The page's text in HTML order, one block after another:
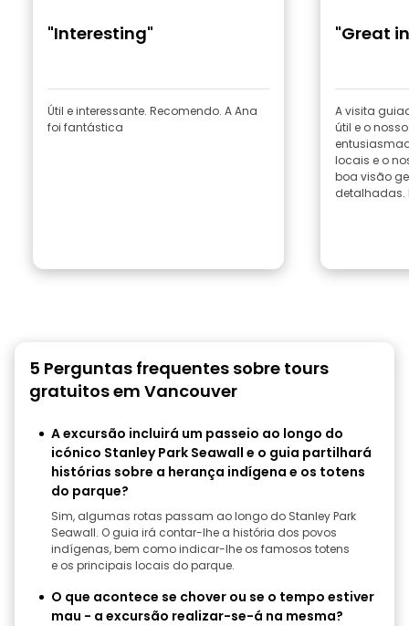
"Interesting"
Útil e interessante. Recomendo. A Ana
foi fantástica
"Great
A visita
útil e o
locais e o
boa visão
detalhadas.
5 Perguntas frequentes sobre tours
gratuitos em Vancouver
A excursão incluirá um passeio ao longo do
icónico Stanley Park Seawall e o guia partilhará
histórias sobre a herança indígena e os totens
do parque?
Sim, algumas rotas passam ao longo do Stanley Park
Seawall. O guia irá contar-lhe a história dos povos
indígenas, bem como indicar-lhe os famosos totens
e os principais locais do parque.
O que acontece se chover ou se o tempo estiver
mau - a excursão realizar-se-á na mesma?